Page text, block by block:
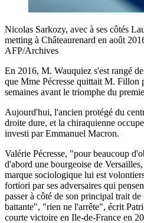
Nicolas Sarkozy, avec à ses côtés
metting à Châteaurenard en août
AFP/Archives
En 2016, M. Wauquiez s'est rangé
que Mme Pécresse quittait M. Fillon
semaines avant le triomphe du
Aujourd'hui, l'ancien protégé du
droite dure, et la chiraquienne
investi par Emmanuel Macron.
Valérie Pécresse, "pour beaucoup
d'abord une bourgeoise de
marque sociologique lui est
fortiori par ses adversaires qui
passer à côté de son principal trait
battante", "rien ne l'arrête", écrit
courte victoire en Ile-de-France en